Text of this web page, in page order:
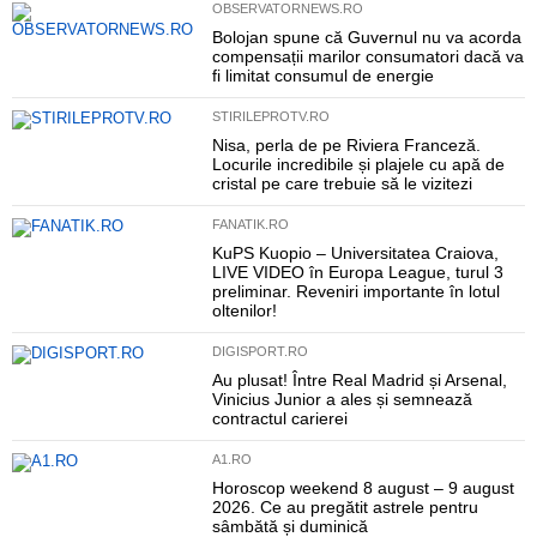
OBSERVATORNEWS.RO
Bolojan spune că Guvernul nu va acorda
compensații marilor consumatori dacă va
fi limitat consumul de energie
STIRILEPROTV.RO
Nisa, perla de pe Riviera Franceză.
Locurile incredibile și plajele cu apă de
cristal pe care trebuie să le vizitezi
FANATIK.RO
KuPS Kuopio – Universitatea Craiova,
LIVE VIDEO în Europa League, turul 3
preliminar. Reveniri importante în lotul
oltenilor!
DIGISPORT.RO
Au plusat! Între Real Madrid și Arsenal,
Vinicius Junior a ales și semnează
contractul carierei
A1.RO
Horoscop weekend 8 august – 9 august
2026. Ce au pregătit astrele pentru
sâmbătă și duminică